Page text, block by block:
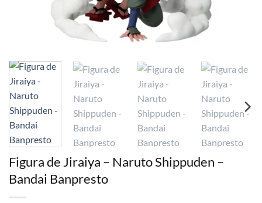
Figura de Jiraiya – Naruto Shippuden –
Bandai Banpresto